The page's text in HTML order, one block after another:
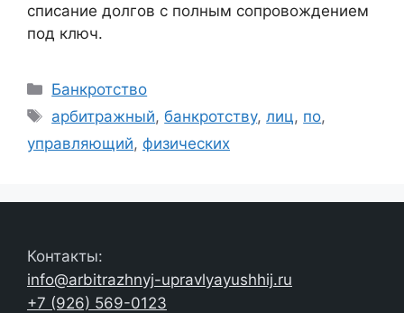
списание долгов с полным сопровождением
под ключ.
Рубрики
Банкротство
Метки
арбитражный,банкротству,лиц, по,
управляющий, физических
Контакты:
info@arbitrazhnyj-upravlyayushhij.ru
+7 (926) 569-0123